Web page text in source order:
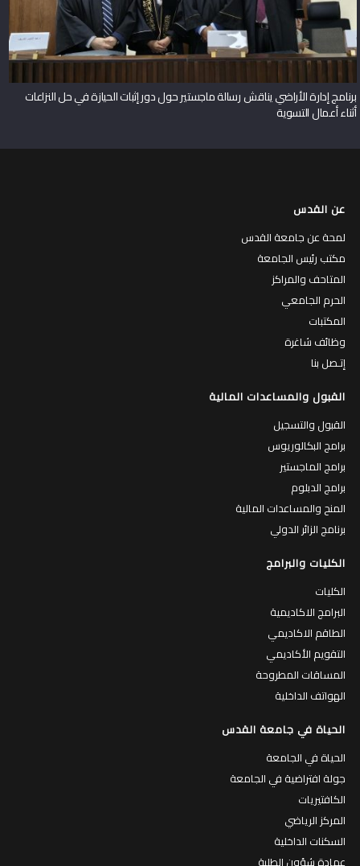
برنامج إدارة الأراضي يناقش رسالة ماجستير حول دور إثبات الحيازة في حل النزاعات
أثناء أعمال التسوية
عن القدس
لمحة عن جامعة القدس
مكتب رئيس الجامعة
المتاحف والمراكز
الحرم الجامعي
المكتبات
وظائف شاغرة
إتـصل بنا
القبول والمساعدات المالية
القبول والتسجيل
برامج البكالوريوس
برامج الماجستير
برامج الدبلوم
المنح والمساعدات المالية
برنامج الزائر الدولي
الكليات والبرامج
الكليات
البرامج الاكاديمية
الطاقم الاكاديمي
التقويم الأكاديمي
المساقات المطروحة
الهواتف الداخلية
الحياة في جامعة القدس
الحياة في الجامعة
جولة افتراضية في الجامعة
الكافتيريات
المركز الرياضي
السكنات الداخلية
عمادة شؤون الطلبة